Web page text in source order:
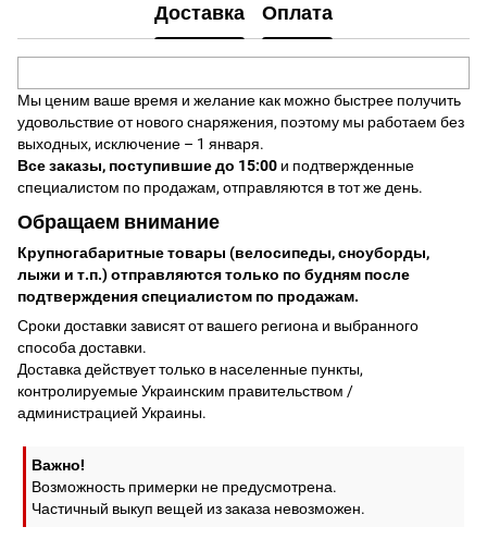
Доставка Оплата
Мы ценим ваше время и желание как можно быстрее получить
удовольствие от нового снаряжения, поэтому мы работаем без
выходных, исключение – 1 января.
Все заказы, поступившие до 15:00 и подтвержденные
специалистом по продажам, отправляются в тот же день.
Обращаем внимание
Крупногабаритные товары (велосипеды, сноуборды,
лыжи и т.п.) отправляются только по будням после
подтверждения специалистом по продажам.
Сроки доставки зависят от вашего региона и выбранного
способа доставки.
Доставка действует только в населенные пункты,
контролируемые Украинским правительством /
администрацией Украины.
Важно!
Возможность примерки не предусмотрена.
Частичный выкуп вещей из заказа невозможен.